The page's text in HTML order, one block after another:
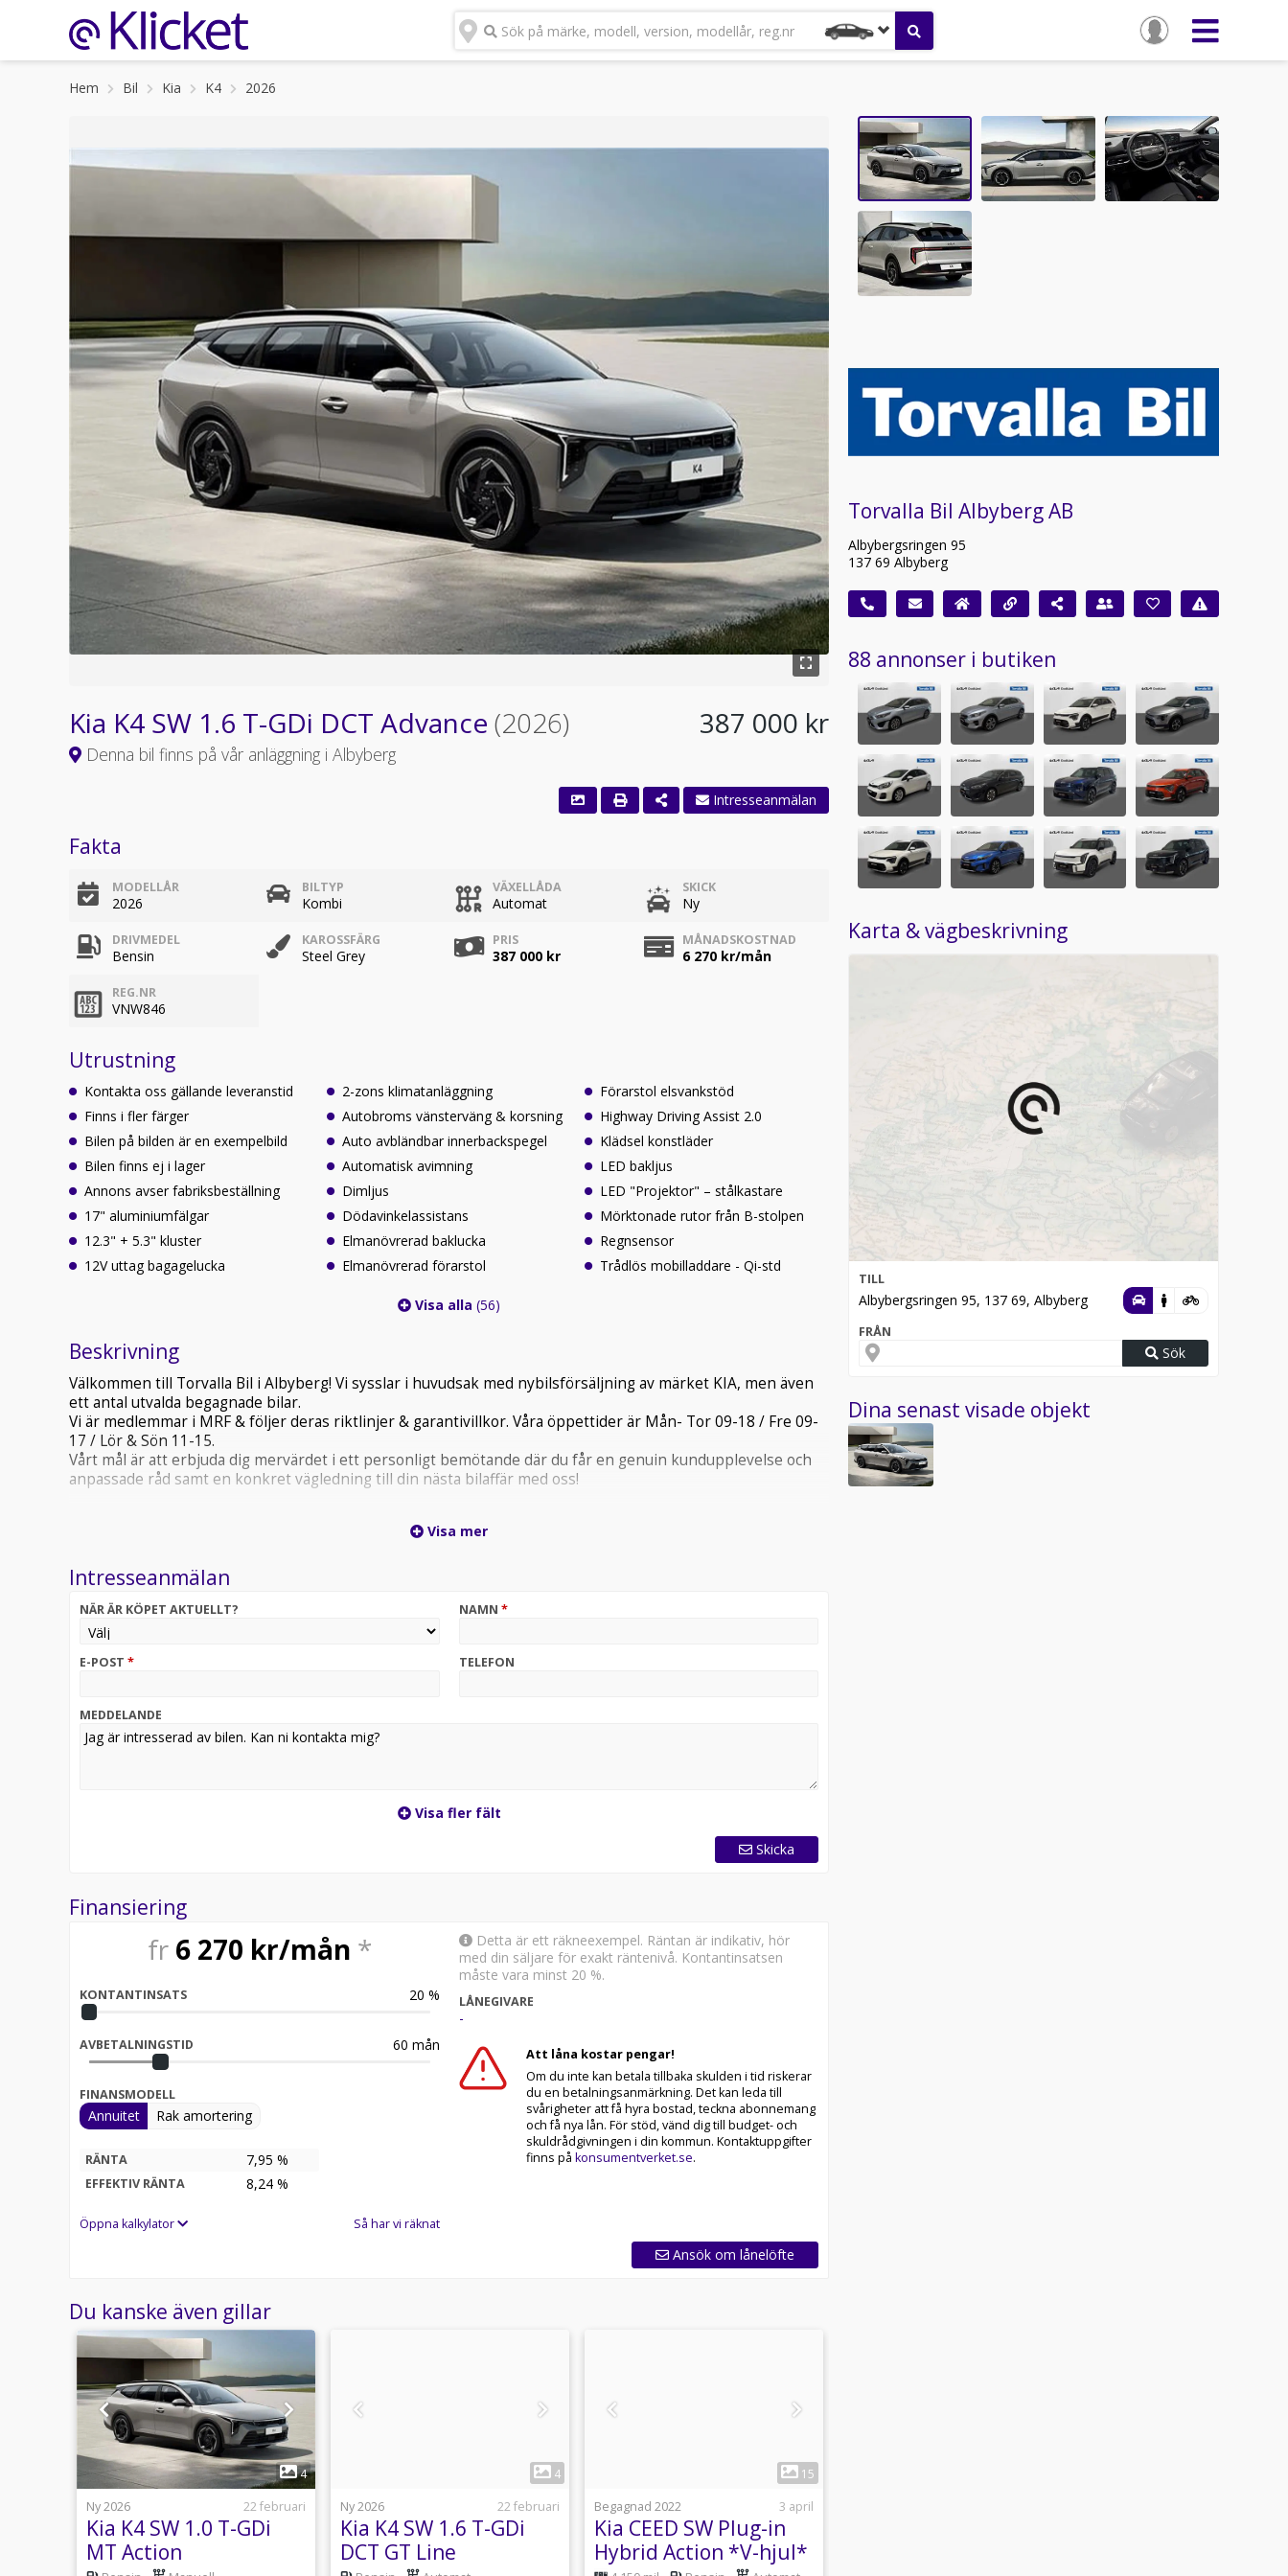
Sök på märke, modell, version, modellår, reg.nr
Hem Bil Kia K4 2026
Kia K4 SW 1.6 T-GDi DCT Advance (2026)
Denna bil finns på vår anläggning i Albyberg
387 000 kr
Fakta
MODELLÅR
2026
BILTYP
Kombi
VÄXELLÅDA
Automat
SKICK
Ny
DRIVMEDEL
Bensin
KAROSSFÄRG
Steel Grey
PRIS
387 000 kr
MÅNADSKOSTNAD
6 270kr/mån
REG.NR
VNW846
Utrustning
Kontakta oss gällande leveranstid
Finns i fler färger
Bilen på bilden är en exempelbild
Bilen finns ej i lager
Annons avser fabriksbeställning
17" aluminiumfälgar
12.3" + 5.3" kluster
12V uttag bagagelucka
2-zons klimatanläggning
Autobroms vänsterväng & korsning
Auto avbländbar innerbackspegel
Automatisk avimning
Dimljus
Dödavinkelassistans
Elmanövrerad baklucka
Elmanövrerad förarstol
Förarstol elsvankstöd
Highway Driving Assist 2.0
Klädsel konstläder
LED bakljus
LED "Projektor" – stålkastare
Mörktonade rutor från B-stolpen
Regnsensor
Trådlös mobilladdare - Qi-std
Visa alla(56)
Beskrivning
Välkommen till Torvalla Bil i Albyberg! Vi sysslar i huvudsak med nybilsförsäljning av märket KIA, men även
ett antal utvalda begagnade bilar.
Vi är medlemmar i MRF & följer deras riktlinjer & garantivillkor. Våra öppettider är Mån- Tor 09-18 / Fre 09-
17 / Lör & Sön 11-15.
Vårt mål är att erbjuda dig mervärdet i ett personligt bemötande där du får en genuin kundupplevelse och
anpassade råd samt en konkret vägledning till din nästa bilaffär med oss!
Visa mer
Intresseanmälan
NÄR ÄR KÖPET AKTUELLT? NAMN *
E-POST * TELEFON
MEDDELANDE
Visa fler fält
Skicka
Finansiering
fr 6 270 kr/mån *
KONTANTINSATS 20 %
AVBETALNINGSTID 60 mån
FINANSMODELL
Annuitet Rak amortering
RÄNTA 7,95 %
EFFEKTIV RÄNTA 8,24 %
Öppna kalkylator Så har vi räknat
Detta är ett räkneexempel. Räntan är indikativ, hör
med din säljare för exakt räntenivå. Kontantinsatsen
måste vara minst 20 %.
LÅNEGIVARE
-
Att låna kostar pengar!
Om du inte kan betala tillbaka skulden i tid riskerar
du en betalningsanmärkning. Det kan leda till
svårigheter att få hyra bostad, teckna abonnemang
och få nya lån. För stöd, vänd dig till budget- och
skuldrådgivningen i din kommun. Kontaktuppgifter
finns på konsumentverket.se.
Ansök om lånelöfte
Du kanske även gillar
1
4
Ny 2026
22 februari
Kia K4 SW 1.0 T-GDi
MT Action
4
Ny 2026
22 februari
Kia K4 SW 1.6 T-GDi
DCT GT Line
15
Begagnad 2022
3 april
Kia CEED SW Plug-in
Hybrid Action *V-hjul*
Torvalla Bil Albyberg AB
Albybergsringen 95
137 69 Albyberg
88 annonser i butiken
Karta & vägbeskrivning
TILL
Albybergsringen 95, 137 69, Albyberg
FRÅN
Sök
Dina senast visade objekt